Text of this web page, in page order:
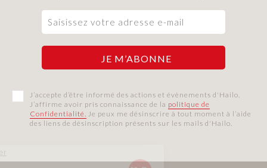
J’accepte d’être informé des actions et évènements d'Hailo.
J’affirme avoir pris connaissance de la politique de
Confidentialité. Je peux me désinscrire à tout moment à l’aide
des liens de désinscription présents sur les mails d'Hailo.
Hailo France